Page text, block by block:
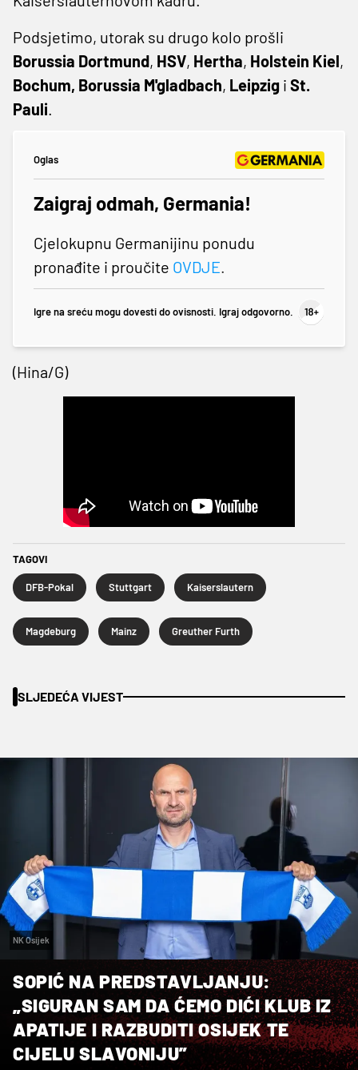
Podsjetimo, utorak su drugo kolo prošli
Borussia Dortmund, HSV, Hertha, Holstein Kiel,
Bochum, Borussia M'gladbach, Leipzig i St.
Pauli.
Oglas
Zaigraj odmah, Germania!
Cjelokupnu Germanijinu ponudu
pronađite i proučite OVDJE.
Igre na sreću mogu dovesti do ovisnosti. Igraj odgovorno.
(Hina/G)
TAGOVI
DFB-Pokal Stuttgart Kaiserslautern
Magdeburg Mainz Greuther Furth
SLJEDEĆA VIJEST
NK Osijek
SOPIĆ NA PREDSTAVLJANJU:
„SIGURAN SAM DA ĆEMO DIĆI KLUB IZ
APATIJE I RAZBUDITI OSIJEK TE
CIJELU SLAVONIJU”